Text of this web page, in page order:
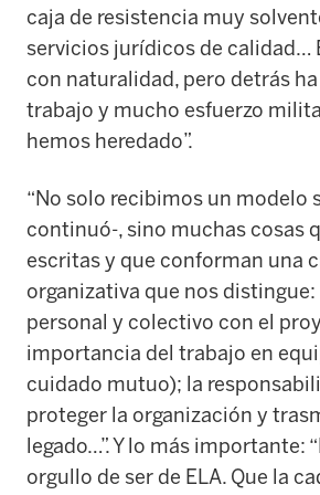
caja de resistencia muy
servicios jurídicos de calidad…
con naturalidad, pero detrás
trabajo y mucho esfuerzo
hemos heredado”.
“No solo recibimos un modelo
continuó-, sino muchas cosas
escritas y que conforman una
organizativa que nos
personal y colectivo con el
importancia del trabajo en
cuidado mutuo); la
proteger la organización y
legado…”. Y lo más importante:
orgullo de ser de ELA. Que la